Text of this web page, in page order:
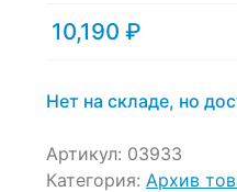
10,190 ₽
Нет на складе, но
Артикул: 03933
Категория: Архив